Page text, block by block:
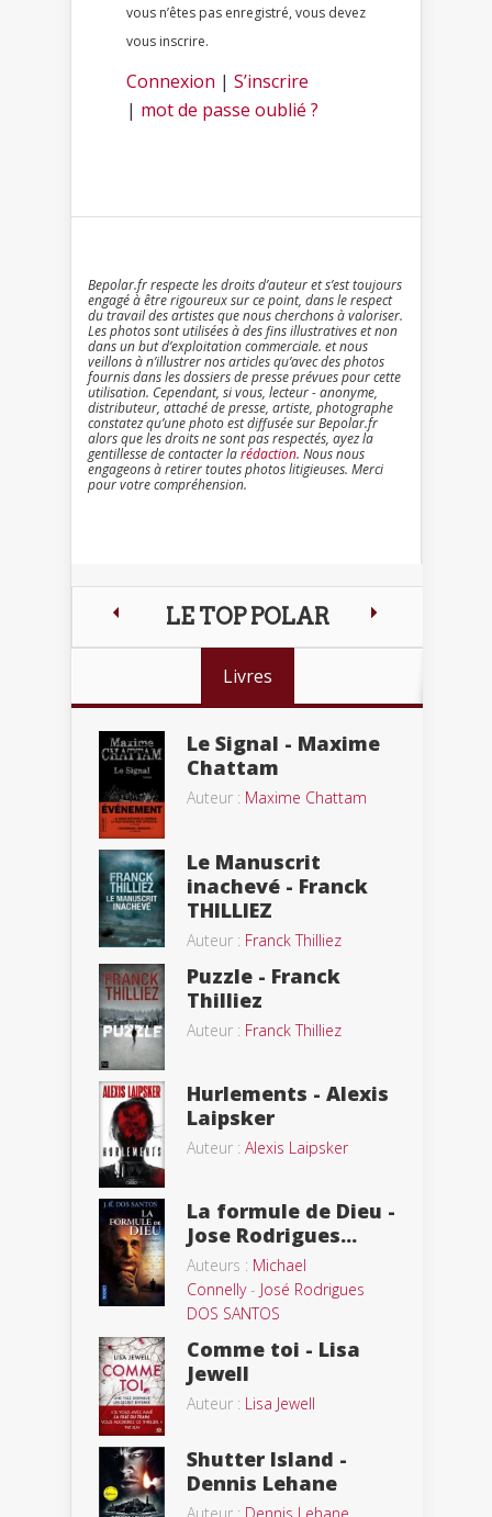
vous n’êtes pas enregistré, vous devez
vous inscrire.
Connexion | S’inscrire
| mot de passe oublié ?
Bepolar.fr respecte les droits d’auteur et s’est toujours
engagé à être rigoureux sur ce point, dans le respect
du travail des artistes que nous cherchons à valoriser.
Les photos sont utilisées à des fins illustratives et non
dans un but d’exploitation commerciale. et nous
veillons à n’illustrer nos articles qu’avec des photos
fournis dans les dossiers de presse prévues pour cette
utilisation. Cependant, si vous, lecteur - anonyme,
distributeur, attaché de presse, artiste, photographe
constatez qu’une photo est diffusée sur Bepolar.fr
alors que les droits ne sont pas respectés, ayez la
gentillesse de contacter larédaction. Nous nous
engageons à retirer toutes photos litigieuses. Merci
pour votre compréhension.
LE TOP POLAR
Livres
Le Signal - Maxime
Chattam
Auteur : Maxime Chattam
Le Manuscrit
inachevé - Franck
THILLIEZ
Auteur : Franck Thilliez
Puzzle - Franck
Thilliez
Auteur : Franck Thilliez
Hurlements - Alexis
Laipsker
Auteur : Alexis Laipsker
La formule de Dieu -
Jose Rodrigues...
Auteurs : Michael
Connelly- José Rodrigues
DOS SANTOS
Comme toi - Lisa
Jewell
Auteur : Lisa Jewell
Shutter Island -
Dennis Lehane